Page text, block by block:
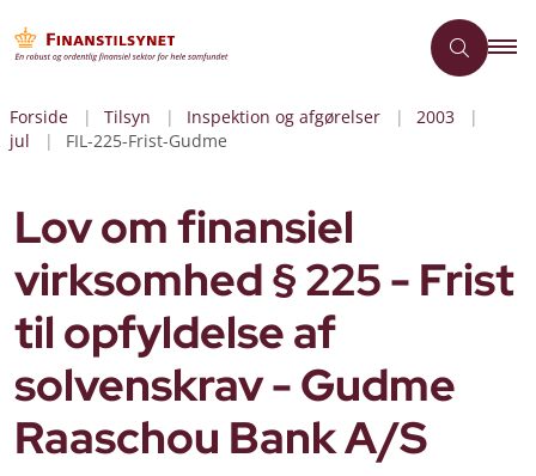
Forside Tilsyn Inspektion og afgørelser
2003
jul
FIL-225-Frist-Gudme
Lov om finansiel
virksomhed § 225 - Frist
til opfyldelse af
solvenskrav - Gudme
Raaschou Bank A/S